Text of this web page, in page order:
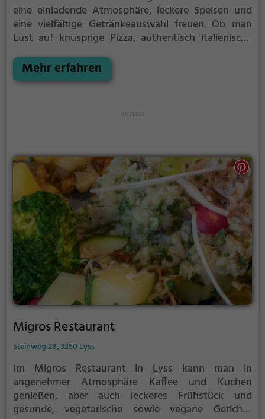
eine einladende Atmosphäre, leckere Speisen und
eine vielfältige Getränkeauswahl freuen. Ob man
Lust auf knusprige Pizza, authentisch italienische
Köstlichkeiten hat, hier wird man fündig. Tauche ein
in die Welt des Genusses und erlebe einen
Mehr erfahren
Migros Restaurant
Steinweg 28, 3250 Lyss
Im Migros Restaurant in Lyss kann man in
angenehmer Atmosphäre Kaffee und Kuchen
genießen, aber auch leckeres Frühstück und
gesunde, vegetarische sowie vegane Gerichte